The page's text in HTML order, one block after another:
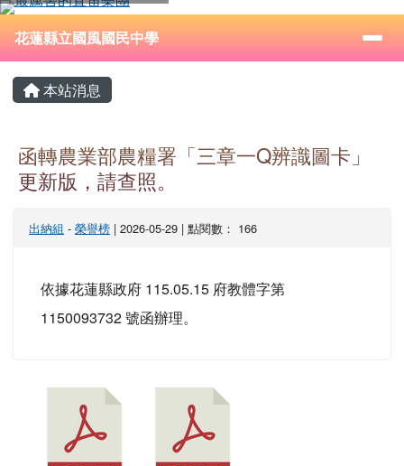
跳至主內容區
花蓮縣立國風國民中學
⏸
導覽列
花蓮縣立國風國民中學
主內容區域
本站消息
函轉農業部農糧署「三章一Q辨識圖卡」
更新版，請查照。
出納組 - 榮譽榜 | 2026-05-29 | 點閱數： 166
依據花蓮縣政府 115.05.15 府教體字第
1150093732 號函辦理。
頁尾區域